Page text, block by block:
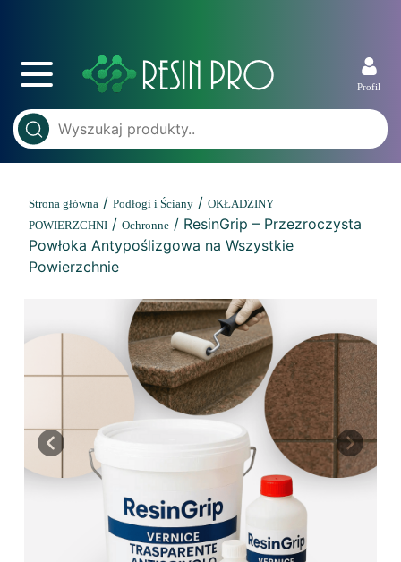
Profil
Strona główna / Podłogi i Ściany / OKŁADZINY
POWIERZCHNI / Ochronne / ResinGrip – Przezroczysta
Powłoka Antypoślizgowa na Wszystkie
Powierzchnie
Previous Next